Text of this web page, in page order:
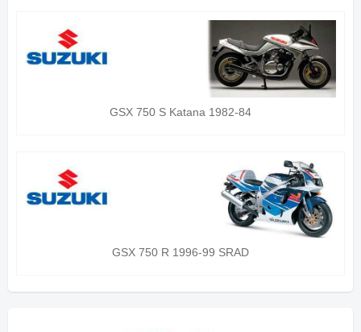
GSX 750 S Katana 1982-84
GSX 750 R 1996-99 SRAD